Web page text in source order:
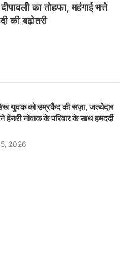
का तोहफा, महंगाई भत्ते
की बढ़ोतरी
युवक को उम्रकैद की सज़ा, जत्थेदार
हेनरी नोवाक के परिवार के साथ हमदर्दी
2026